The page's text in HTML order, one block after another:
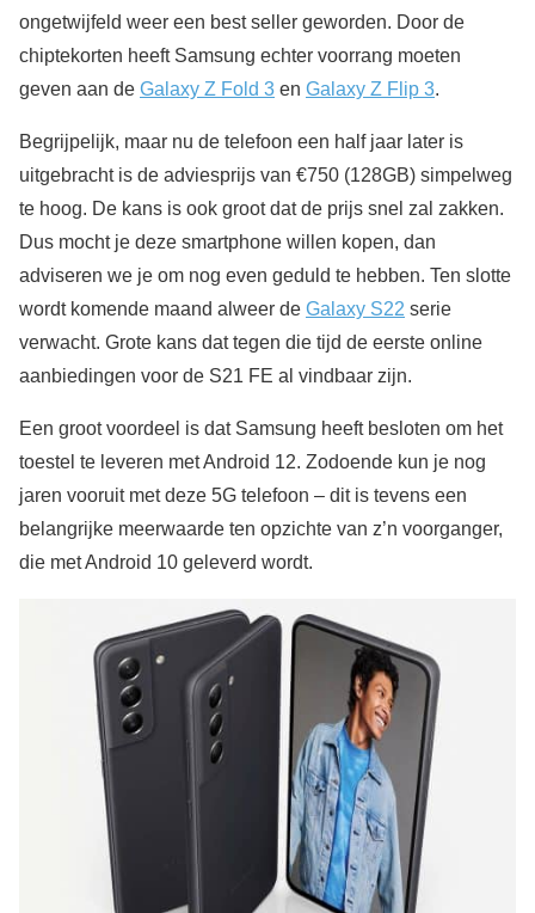
ongetwijfeld weer een best seller geworden. Door de
chiptekorten heeft Samsung echter voorrang moeten
geven aan de Galaxy Z Fold 3 en Galaxy Z Flip 3.
Begrijpelijk, maar nu de telefoon een half jaar later is
uitgebracht is de adviesprijs van €750 (128GB) simpelweg
te hoog. De kans is ook groot dat de prijs snel zal zakken.
Dus mocht je deze smartphone willen kopen, dan
adviseren we je om nog even geduld te hebben. Ten slotte
wordt komende maand alweer de Galaxy S22 serie
verwacht. Grote kans dat tegen die tijd de eerste online
aanbiedingen voor de S21 FE al vindbaar zijn.
Een groot voordeel is dat Samsung heeft besloten om het
toestel te leveren met Android 12. Zodoende kun je nog
jaren vooruit met deze 5G telefoon – dit is tevens een
belangrijke meerwaarde ten opzichte van z’n voorganger,
die met Android 10 geleverd wordt.